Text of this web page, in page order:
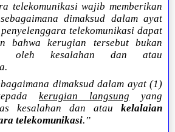
telekomunikasi wajib memberikan
dimaksud dalam ayat
telekomunikasi dapat
bahwa kerugian tersebut bukan
oleh kesalahan dan atau
dimaksud dalam ayat (1)
kerugian langsung yang
kesalahan dan atau kelalaian
telekomunikasi.”